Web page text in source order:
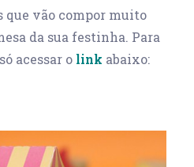
que vão compor muito
da sua festinha. Para
acessar o link abaixo: